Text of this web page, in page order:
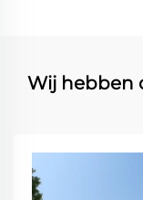
Wij hebben